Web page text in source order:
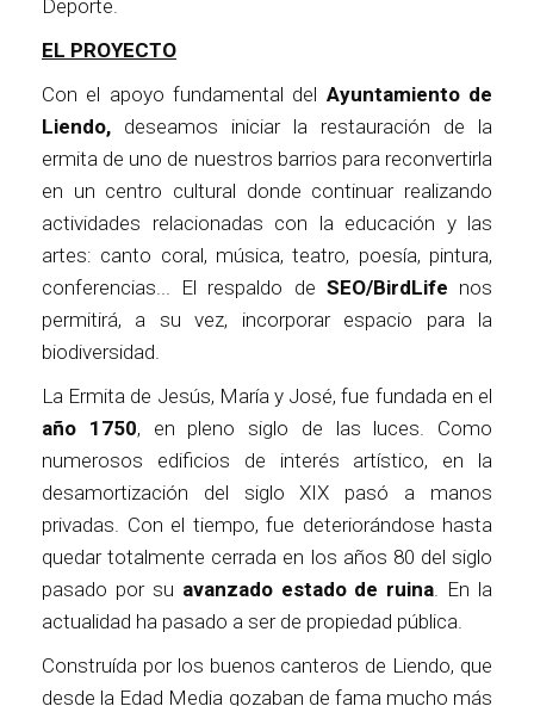
Deporte.
EL PROYECTO
Con el apoyo fundamental del Ayuntamiento de
Liendo, deseamos iniciar la restauración de la
ermita de uno de nuestros barrios para reconvertirla
en un centro cultural donde continuar realizando
actividades relacionadas con la educación y las
artes: canto coral, música, teatro, poesía, pintura,
conferencias... El respaldo de SEO/BirdLife nos
permitirá, a su vez, incorporar espacio para la
biodiversidad.
La Ermita de Jesús, María y José, fue fundada en el
año 1750, en pleno siglo de las luces. Como
numerosos edificios de interés artístico, en la
desamortización del siglo XIX pasó a manos
privadas. Con el tiempo, fue deteriorándose hasta
quedar totalmente cerrada en los años 80 del siglo
pasado por su avanzado estado de ruina . En la
actualidad ha pasado a ser de propiedad pública.
Construída por los buenos canteros de Liendo, que
desde la Edad Media gozaban de fama mucho más